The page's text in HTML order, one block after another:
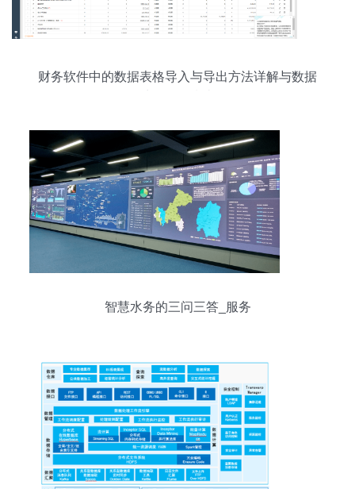
财务软件中的数据表格导入与导出方法详解与数据
智慧水务的三问三答_服务